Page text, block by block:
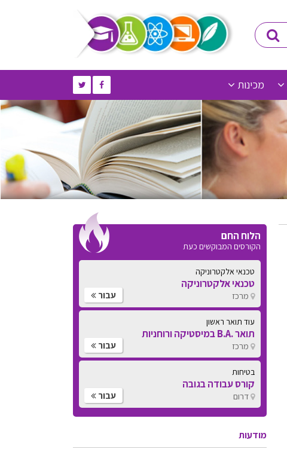
מכינות
הלוח החם
הקורסים המבוקשים כעת
טכנאי אלקטרוניקה
טכנאי אלקטרוניקה
מרכז עבור
עוד תואר ראשון
תואר .B.A במיסטיקה ורוחניות
מרכז עבור
בטיחות
קורס עבודה בגובה
דרום עבור
מודעות